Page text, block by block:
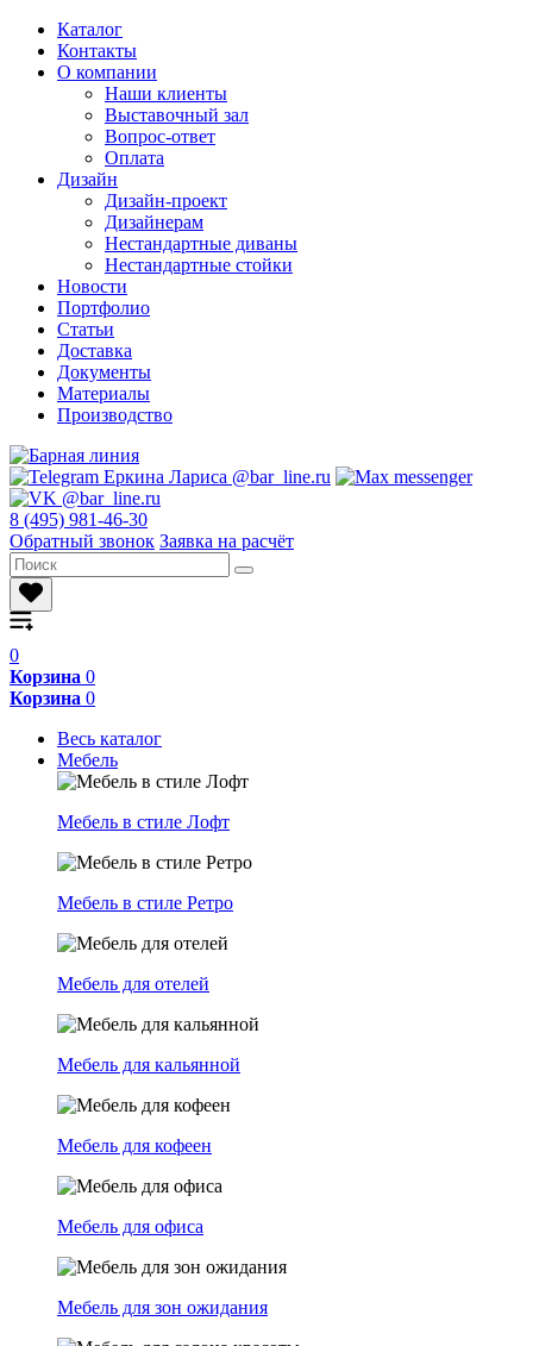
Каталог
Контакты
О компании
Наши клиенты
Выставочный зал
Вопрос-ответ
Оплата
Дизайн
Дизайн-проект
Дизайнерам
Нестандартные диваны
Нестандартные стойки
Новости
Портфолио
Статьи
Доставка
Документы
Материалы
Производство
8 (495) 981-46-30
Обратный звонок Заявка на расчёт
0
Корзина 0
Корзина 0
Весь каталог
Мебель
Мебель в стиле Лофт
Мебель в стиле Ретро
Мебель для отелей
Мебель для кальянной
Мебель для кофеен
Мебель для офиса
Мебель для зон ожидания